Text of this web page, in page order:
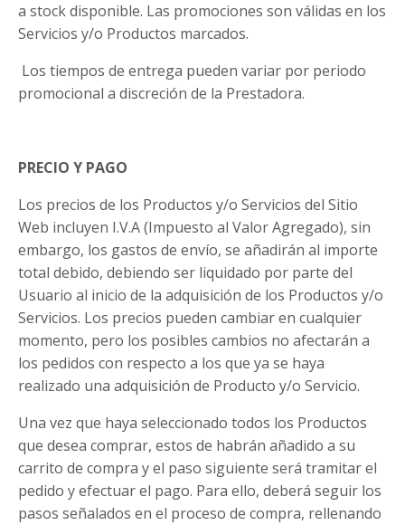
a stock disponible. Las promociones son válidas en los
Servicios y/o Productos marcados.
Los tiempos de entrega pueden variar por periodo
promocional a discreción de la Prestadora.
PRECIO Y PAGO
Los precios de los Productos y/o Servicios del Sitio
Web incluyen I.V.A (Impuesto al Valor Agregado), sin
embargo, los gastos de envío, se añadirán al importe
total debido, debiendo ser liquidado por parte del
Usuario al inicio de la adquisición de los Productos y/o
Servicios. Los precios pueden cambiar en cualquier
momento, pero los posibles cambios no afectarán a
los pedidos con respecto a los que ya se haya
realizado una adquisición de Producto y/o Servicio.
Una vez que haya seleccionado todos los Productos
que desea comprar, estos de habrán añadido a su
carrito de compra y el paso siguiente será tramitar el
pedido y efectuar el pago. Para ello, deberá seguir los
pasos señalados en el proceso de compra, rellenando